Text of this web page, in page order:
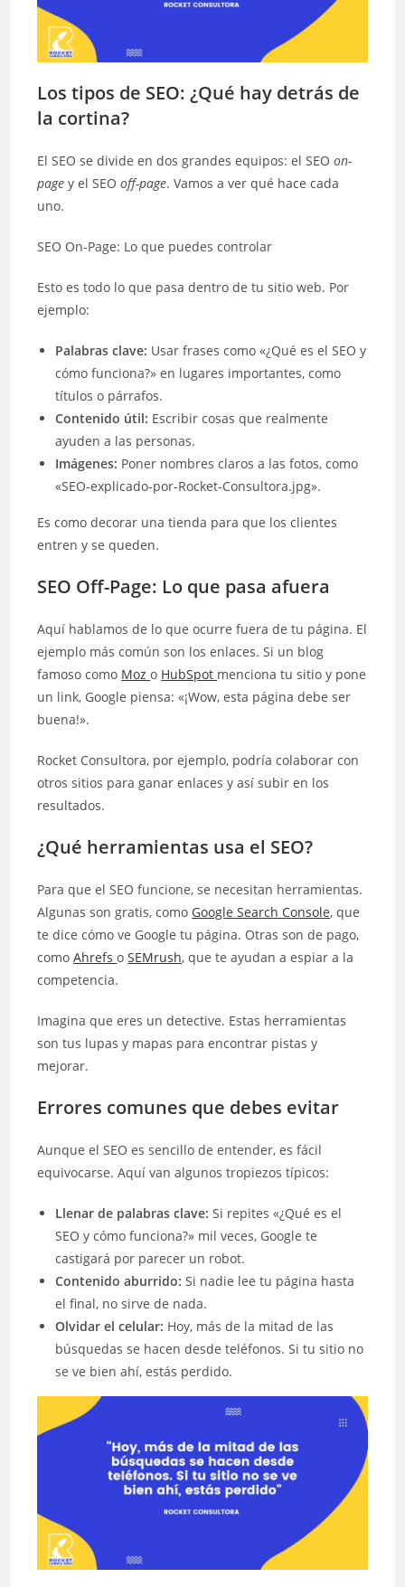
Los tipos de SEO: ¿Qué hay detrás de
la cortina?
El SEO se divide en dos grandes equipos: el SEOon-
page y el SEOoff-page. Vamos a ver qué hace cada
uno.
SEO On-Page: Lo que puedes controlar
Esto es todo lo que pasa dentro de tu sitio web. Por
ejemplo:
Palabras clave: Usar frases como «¿Qué es el SEO y
cómo funciona?» en lugares importantes, como
títulos o párrafos.
Contenido útil: Escribir cosas que realmente
ayuden a las personas.
Imágenes: Poner nombres claros a las fotos, como
«SEO-explicado-por-Rocket-Consultora.jpg».
Es como decorar una tienda para que los clientes
entren y se queden.
SEO Off-Page: Lo que pasa afuera
Aquí hablamos de lo que ocurre fuera de tu página. El
ejemplo más común son los enlaces. Si un blog
famoso como Mozo HubSpot menciona tu sitio y pone
un link, Google piensa: «¡Wow, esta página debe ser
buena!».
Rocket Consultora, por ejemplo, podría colaborar con
otros sitios para ganar enlaces y así subir en los
resultados.
¿Qué herramientas usa el SEO?
Para que el SEO funcione, se necesitan herramientas.
Algunas son gratis, como Google Search Console, que
te dice cómo ve Google tu página. Otras son de pago,
comoAhrefsoSEMrush, que te ayudan a espiar a la
competencia.
Imagina que eres un detective. Estas herramientas
son tus lupas y mapas para encontrar pistas y
mejorar.
Errores comunes que debes evitar
Aunque el SEO es sencillo de entender, es fácil
equivocarse. Aquí van algunos tropiezos típicos:
Llenar de palabras clave: Si repites «¿Qué es el
SEO y cómo funciona?» mil veces, Google te
castigará por parecer un robot.
Contenido aburrido: Si nadie lee tu página hasta
el final, no sirve de nada.
Olvidar el celular: Hoy, más de la mitad de las
búsquedas se hacen desde teléfonos. Si tu sitio no
se ve bien ahí, estás perdido.